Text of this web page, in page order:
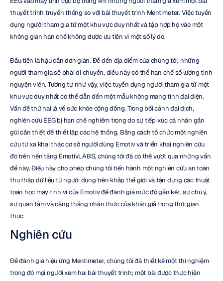
thuyết trình truyền thống so với bài thuyết trình Mentimeter. Việc tuyển
dụng người tham gia từ một khu vực duy nhất và tập hợp họ vào một
không gian hạn chế không được ưu tiên vì một số lý do.
Đầu tiên là hậu cần đơn giản. Để đến địa điểm của chúng tôi, những
người tham gia sẽ phải di chuyển, điều này có thể hạn chế số lượng tình
nguyện viên. Tương tự như vậy, việc tuyển dụng người tham gia từ một
khu vực duy nhất có thể dẫn đến một mẫu không mang tính đại diện.
Vấn đề thứ hai là về sức khỏe cộng đồng. Trong bối cảnh đại dịch,
nghiên cứu EEG bị hạn chế nghiêm trọng do sự tiếp xúc cá nhân gần
gũi cần thiết để thiết lập các hệ thống. Bằng cách tổ chức một nghiên
cứu từ xa khai thác cơ sở người dùng Emotiv và triển khai nghiên cứu
đó trên nền tảng EmotivLABS, chúng tôi đã có thể vượt qua những vấn
đề này. Điều này cho phép chúng tôi tiến hành một nghiên cứu an toàn
thu thập dữ liệu từ người dùng trên khắp thế giới và tận dụng các thuật
toán học máy tinh vi của Emotiv để đánh giá mức độ gắn kết, sự chú ý,
sự quan tâm và căng thẳng nhận thức của khán giả trong thời gian
thực.
Nghiên cứu
Để đánh giá hiệu ứng Mentimeter, chúng tôi đã thiết kế một thí nghiệm
trong đó mọi người xem hai bài thuyết trình; một bài được thực hiện